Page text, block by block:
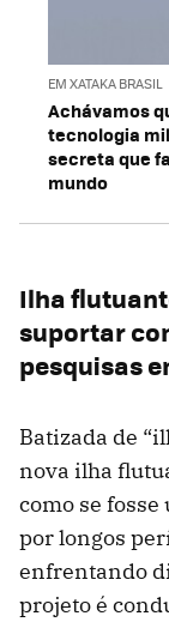
EM XATAKA BRASIL
Achávamos
tecnologia
secreta que
mundo
Ilha
suportar
pesquisas
Batizada de
nova ilha
como se
por longos
enfrentando
projeto é